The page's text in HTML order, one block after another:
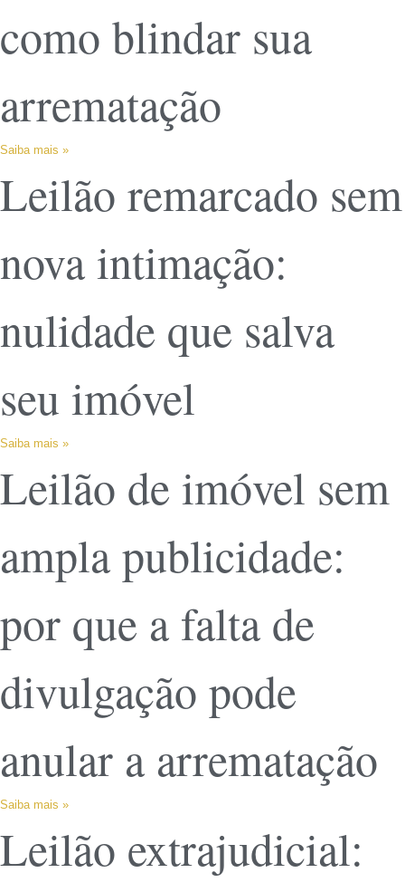
como blindar sua
arrematação
Saiba mais »
Leilão remarcado sem
nova intimação:
nulidade que salva
seu imóvel
Saiba mais »
Leilão de imóvel sem
ampla publicidade:
por que a falta de
divulgação pode
anular a arrematação
Saiba mais »
Leilão extrajudicial: